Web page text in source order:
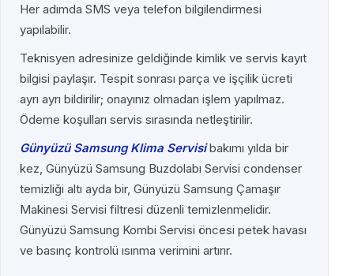
Her adımda SMS veya telefon bilgilendirmesi
yapılabilir.
Teknisyen adresinize geldiğinde kimlik ve servis kayıt
bilgisi paylaşır. Tespit sonrası parça ve işçilik ücreti
ayrı ayrı bildirilir; onayınız olmadan işlem yapılmaz.
Ödeme koşulları servis sırasında netleştirilir.
Günyüzü Samsung Klima Servisibakımı yılda bir
kez, Günyüzü Samsung Buzdolabı Servisi condenser
temizliği altı ayda bir, Günyüzü Samsung Çamaşır
Makinesi Servisi filtresi düzenli temizlenmelidir.
Günyüzü Samsung Kombi Servisi öncesi petek havası
ve basınç kontrolü ısınma verimini artırır.